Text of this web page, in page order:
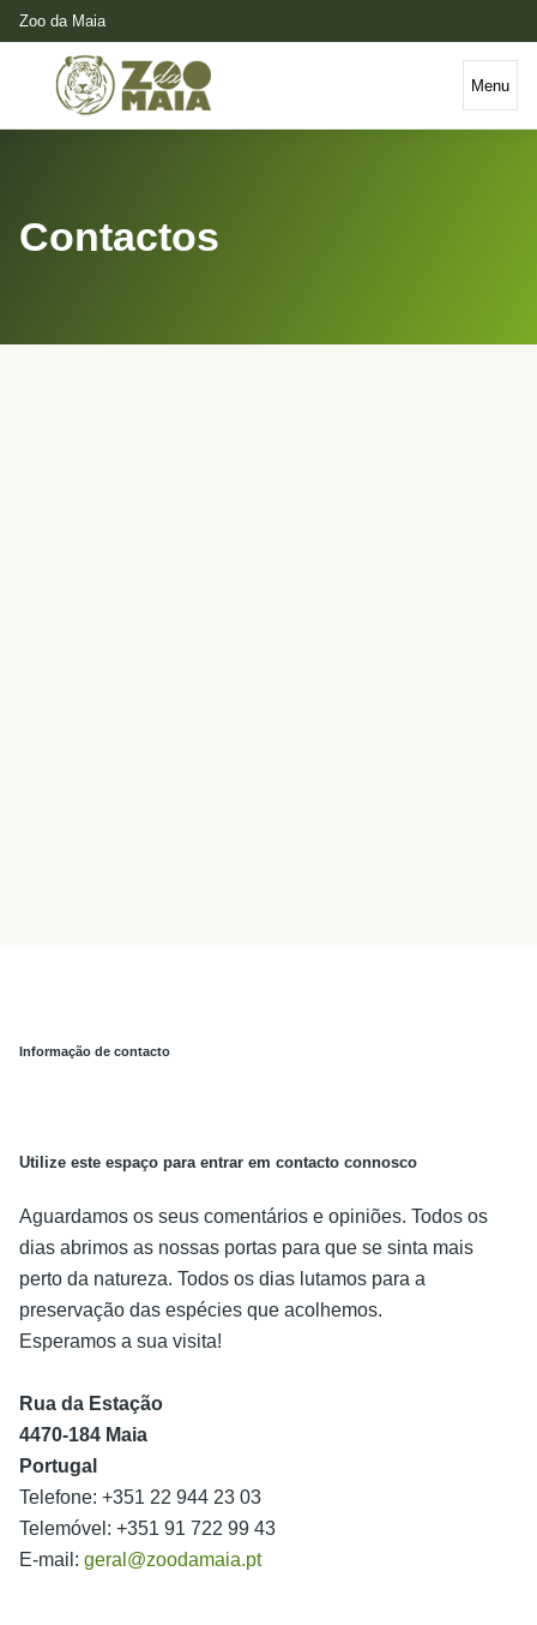
Zoo da Maia
Menu
Contactos
Informação de contacto
Utilize este espaço para entrar em contacto connosco
Aguardamos os seus comentários e opiniões. Todos os
dias abrimos as nossas portas para que se sinta mais
perto da natureza. Todos os dias lutamos para a
preservação das espécies que acolhemos.
Esperamos a sua visita!
Rua da Estação
4470-184 Maia
Portugal
Telefone: +351 22 944 23 03
Telemóvel: +351 91 722 99 43
E-mail: geral@zoodamaia.pt